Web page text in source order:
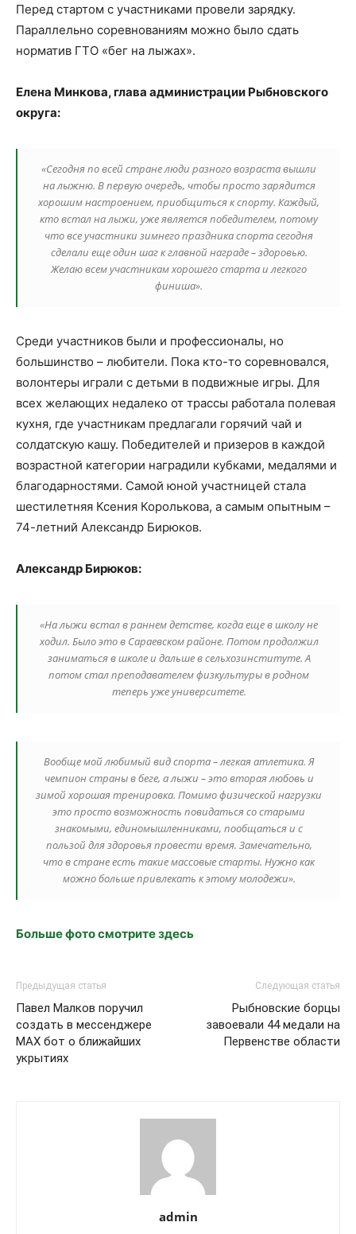
Перед стартом с участниками провели зарядку.
Параллельно соревнованиям можно было сдать
норматив ГТО «бег на лыжах».
Елена Минкова, глава администрации Рыбновского
округа:
«Сегодня по всей стране люди разного возраста вышли
на лыжню. В первую очередь, чтобы просто зарядится
хорошим настроением, приобщиться к спорту. Каждый,
кто встал на лыжи, уже является победителем, потому
что все участники зимнего праздника спорта сегодня
сделали еще один шаг к главной награде – здоровью.
Желаю всем участникам хорошего старта и легкого
финиша».
Среди участников были и профессионалы, но
большинство – любители. Пока кто-то соревновался,
волонтеры играли с детьми в подвижные игры. Для
всех желающих недалеко от трассы работала полевая
кухня, где участникам предлагали горячий чай и
солдатскую кашу. Победителей и призеров в каждой
возрастной категории наградили кубками, медалями и
благодарностями. Самой юной участницей стала
шестилетняя Ксения Королькова, а самым опытным –
74-летний Александр Бирюков.
Александр Бирюков:
«На лыжи встал в раннем детстве, когда еще в школу не
ходил. Было это в Сараевском районе. Потом продолжил
заниматься в школе и дальше в сельхозинституте. А
потом стал преподавателем физкультуры в родном
теперь уже университете.
Вообще мой любимый вид спорта – легкая атлетика. Я
чемпион страны в беге, а лыжи – это вторая любовь и
зимой хорошая тренировка. Помимо физической нагрузки
это просто возможность повидаться со старыми
знакомыми, единомышленниками, пообщаться и с
пользой для здоровья провести время. Замечательно,
что в стране есть такие массовые старты. Нужно как
можно больше привлекать к этому молодежи».
Больше фото смотрите здесь
Предыдущая статья
Павел Малков поручил
создать в мессенджере
MAX бот о ближайших
укрытиях
Следующая статья
Рыбновские борцы
завоевали 44 медали на
Первенстве области
admin